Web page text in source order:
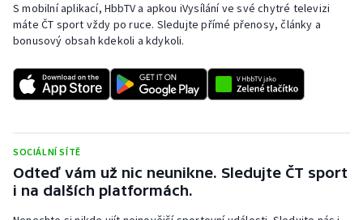
S mobilní aplikací, HbbTV a apkou iVysílání ve své chytré televizi
máte ČT sport vždy po ruce. Sledujte přímé přenosy, články a
bonusový obsah kdekoli a kdykoli.
SOCIÁLNÍ SÍTĚ
Odteď vám už nic neunikne. Sledujte ČT sport
i na dalších platformách.